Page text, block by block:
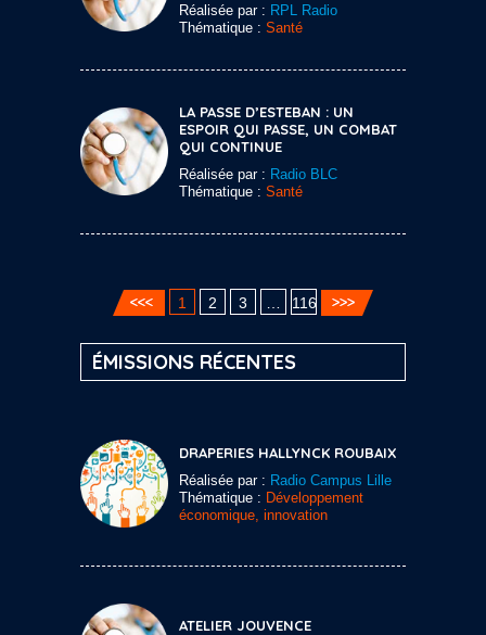
Réalisée par : RPL Radio
Thématique : Santé
LA PASSE D’ESTEBAN : UN
ESPOIR QUI PASSE, UN COMBAT
QUI CONTINUE
Réalisée par : Radio BLC
Thématique : Santé
1 2 3 116
ÉMISSIONS RÉCENTES
DRAPERIES HALLYNCK ROUBAIX
Réalisée par : Radio Campus Lille
Thématique : Développement
économique, innovation
ATELIER JOUVENCE